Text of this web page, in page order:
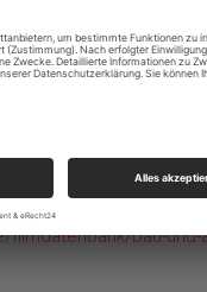
(Azubi TV)
bau-